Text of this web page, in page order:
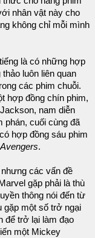
nhân vật này cho
không chỉ mỗi mình
là có những hợp
luôn liên quan
các phim chuỗi.
hợp đồng chín phim,
nam diễn
phán, cuối cùng đã
hợp đồng sáu phim
.
các vấn đề
gặp phải là thù
thông nói đến từ
gặp một số trở ngại
để trở lại làm đạo
một Mickey